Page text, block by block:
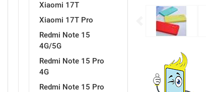
Xiaomi 17T
Xiaomi 17T Pro
Redmi Note 15
4G/5G
Redmi Note 15 Pro
4G
Redmi Note 15 Pro
Previous
Croatos Najprodavanije - TOP 100
Gym Unicorn kolekcija
Punjači za mobitel Spigen maskice
Univerzalno kaljeno staklo
Univerzalne futrole i
Sony LCD Tablet
Ostali držači
AUX kablovi Adapteri za mobitel